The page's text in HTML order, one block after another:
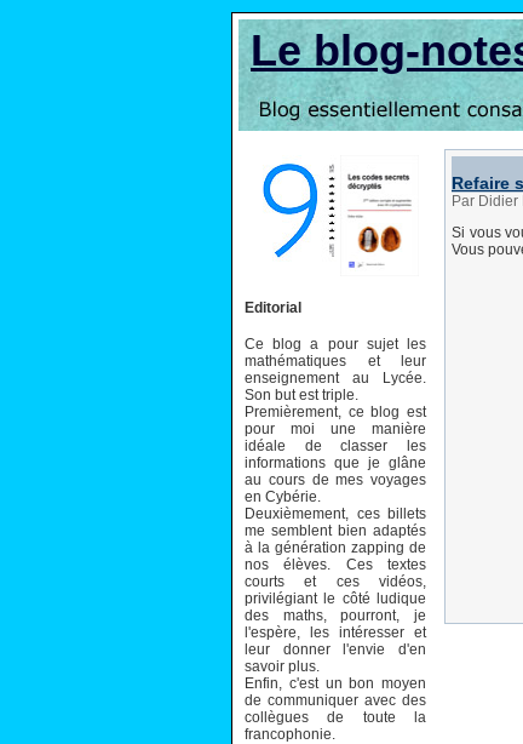
Le blog-
Editorial
Ce blog a pour sujet les
mathématiques et leur
enseignement au Lycée.
Son but est triple.
Premièrement, ce blog est
pour moi une manière
idéale de classer les
informations que je glâne
au cours de mes voyages
en Cybérie.
Deuxièmement, ces billets
me semblent bien adaptés
à la génération zapping de
nos élèves. Ces textes
courts et ces vidéos,
privilégiant le côté ludique
des maths, pourront, je
l'espère, les intéresser et
leur donner l'envie d'en
savoir plus.
Enfin, c'est un bon moyen
de communiquer avec des
collègues de toute la
francophonie.
Refaire
Par
Si vous
Vous